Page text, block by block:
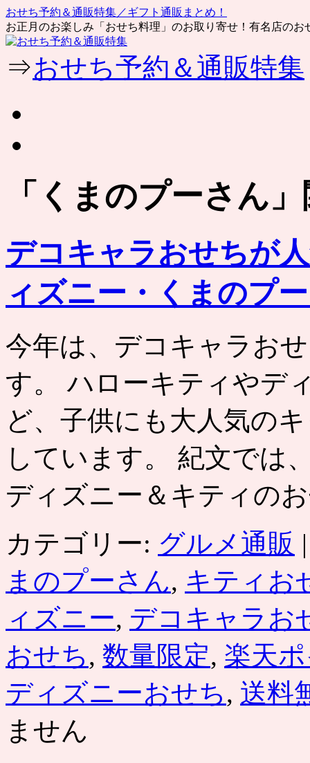
おせち予約＆通販特集／ギフト通販まとめ！
お正月のお楽しみ「おせち料理」のお取り寄せ！有名店のお
ン
ツ
ス
⇒おせち予約＆通販特集
「 くまのプーさん
デコキャラおせちが
ィズニー・くまのプ
今年は、デコキャラお
す。 ハローキティやデ
ど、子供にも大人気の
しています。 紀文では
ディズニー＆キティの
カテゴリー: グルメ通販 |
まのプーさん, キティお
ィズニー, デコキャラお
おせち, 数量限定, 楽天
ディズニーおせち, 送料
ません